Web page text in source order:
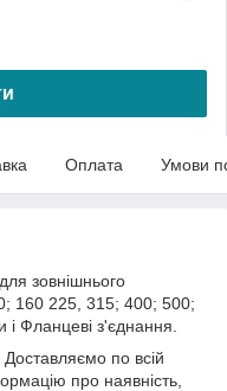
Оплата Умови
зовнішнього
160 225, 315; 400; 500;
Фланцеві з'єднання.
Доставляємо по всій
про наявність,